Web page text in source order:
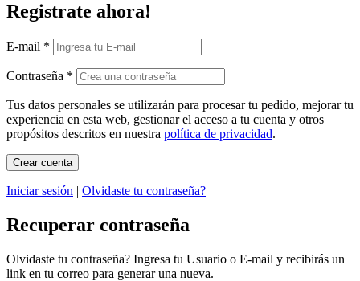
Registrate ahora!
E-mail *
Contraseña *
Tus datos personales se utilizarán para procesar tu pedido, mejorar tu
experiencia en esta web, gestionar el acceso a tu cuenta y otros
propósitos descritos en nuestra política de privacidad.
Iniciar sesión | Olvidaste tu contraseña?
Recuperar contraseña
Olvidaste tu contraseña? Ingresa tu Usuario o E-mail y recibirás un
link en tu correo para generar una nueva.